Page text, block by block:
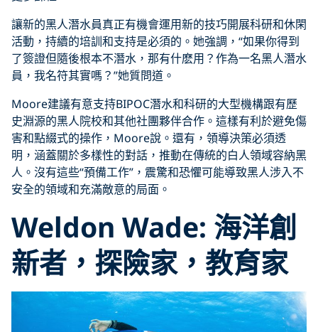
讓新的黑人潛水員真正有機會運用新的技巧開展科研和休閑
活動，持續的培訓和支持是必須的。她強調，“如果你得到
了簽證但隨後根本不潛水，那有什麽用？作為一名黑人潛水
員，我名符其實嗎？”她質問道。
Moore建議有意支持BIPOC潛水和科研的大型機構跟有歷
史淵源的黑人院校和其他社團夥伴合作。這樣有利於避免傷
害和點綴式的操作，Moore說。還有，領導決策必須透
明，涵蓋關於多樣性的對話，推動在傳統的白人領域容納黑
人。沒有這些“預備工作”，震驚和恐懼可能導致黑人涉入不
安全的領域和充滿敵意的局面。
Weldon Wade: 海洋創
新者，探險家，教育家